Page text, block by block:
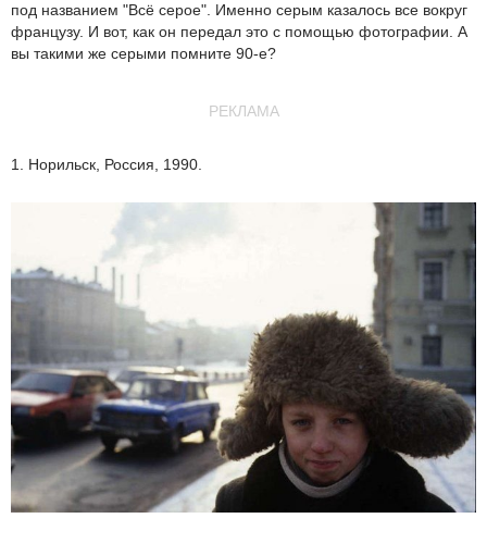
под названием "Всё серое". Именно серым казалось все вокруг
французу. И вот, как он передал это с помощью фотографии. А
вы такими же серыми помните 90-е?
РЕКЛАМА
1. Норильск, Россия, 1990.